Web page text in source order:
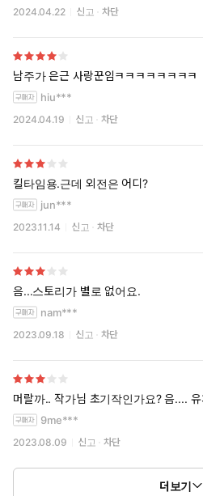
2024.04.22 신고 차단
남주가 은근 사랑꾼임ㅋㅋㅋㅋㅋㅋㅋㅋ
hiu***
2024.04.19 신고 차단
킬타임용.근데 외전은 어디?
jun***
2023.11.14 신고 차단
음...스토리가 별로 없어요.
nam***
2023.09.18 신고 차단
머랄까.. 작가님 초기작인가요? 음....
9me***
2023.08.09 신고 차단
더보기